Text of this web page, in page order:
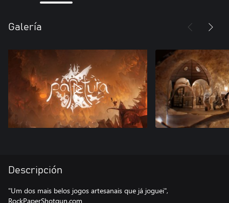
Galería
Descripción
"Um dos mais belos jogos artesanais que já joguei",
RockPaperShotgun.com